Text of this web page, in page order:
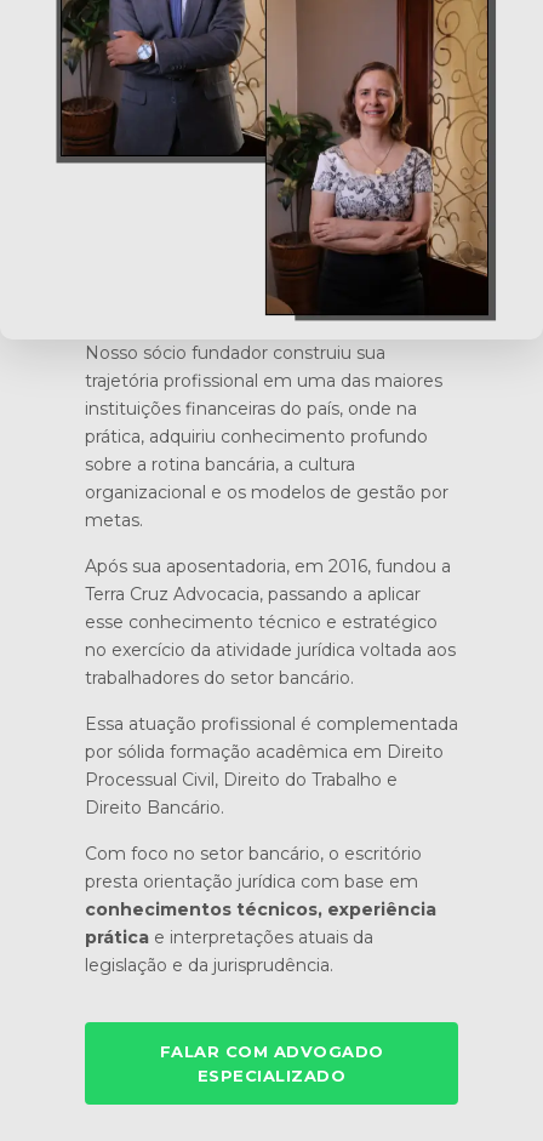
Nosso sócio fundador construiu sua
trajetória profissional em uma das maiores
instituições financeiras do país, onde na
prática, adquiriu conhecimento profundo
sobre a rotina bancária, a cultura
organizacional e os modelos de gestão por
metas.
Após sua aposentadoria, em 2016, fundou a
Terra Cruz Advocacia, passando a aplicar
esse conhecimento técnico e estratégico
no exercício da atividade jurídica voltada aos
trabalhadores do setor bancário.
Essa atuação profissional é complementada
por sólida formação acadêmica em Direito
Processual Civil, Direito do Trabalho e
Direito Bancário.
Com foco no setor bancário, o escritório
presta orientação jurídica com base em
conhecimentos técnicos, experiência
prática e interpretações atuais da
legislação e da jurisprudência.
FALAR COM ADVOGADO
ESPECIALIZADO